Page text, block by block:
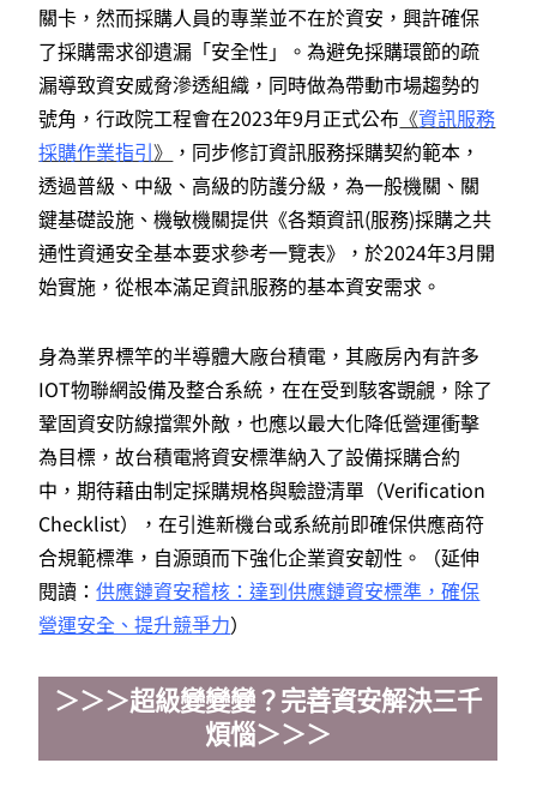
關卡，然而採購人員的專業並不在於資安，興許確保
了採購需求卻遺漏「安全性」。為避免採購環節的疏
漏導致資安威脅滲透組織，同時做為帶動市場趨勢的
號角，行政院工程會在2023年9月正式公布 《資訊服務
採購作業指引》 ，同步修訂資訊服務採購契約範本，
透過普級、中級、高級的防護分級，為一般機關、關
鍵基礎設施、機敏機關提供《各類資訊(服務)採購之共
通性資通安全基本要求參考一覽表》，於2024年3月開
始實施，從根本滿足資訊服務的基本資安需求。
身為業界標竿的半導體大廠台積電，其廠房內有許多
IOT物聯網設備及整合系統，在在受到駭客覬覦，除了
鞏固資安防線擋禦外敵，也應以最大化降低營運衝擊
為目標，故台積電將資安標準納入了設備採購合約
中，期待藉由制定採購規格與驗證清單（Verification
Checklist），在引進新機台或系統前即確保供應商符
合規範標準，自源頭而下強化企業資安韌性。（延伸
閱讀：供應鏈資安稽核：達到供應鏈資安標準，確保
營運安全、提升競爭力）
＞＞＞超級變變變？完善資安解決三千
煩惱＞＞＞